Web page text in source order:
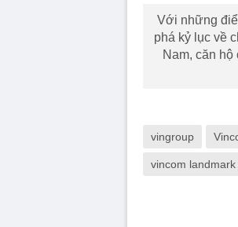
Với những
phá kỷ lục về
Nam, căn
vingroup
vincom landmark